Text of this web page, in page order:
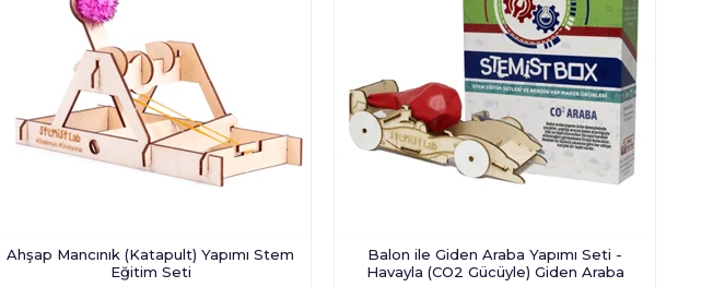
Ahşap Mancınık (Katapult) Yapımı Stem
Eğitim Seti
Balon ile Giden Araba Yapımı Seti -
Havayla (CO2 Gücüyle) Giden Araba